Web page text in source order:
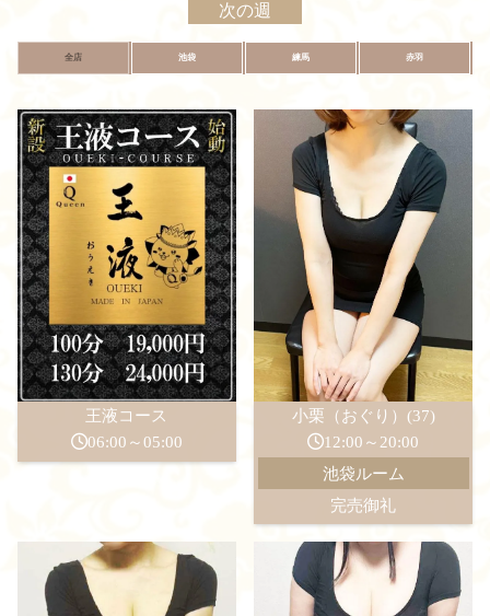
次の週
全店 池袋 練馬 赤羽
王液コース
06:00～05:00
小栗（おぐり）(37)
12:00～20:00
池袋ルーム
完売御礼